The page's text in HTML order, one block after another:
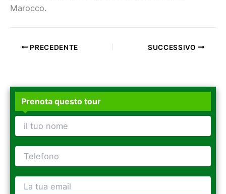
Marocco.
PRECEDENTE SUCCESSIVO
Prenota questo tour